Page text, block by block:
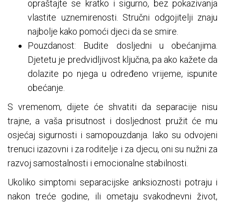
opraštajte se kratko i sigurno, bez pokazivanja
vlastite uznemirenosti. Stručni odgojitelji znaju
najbolje kako pomoći djeci da se smire.
Pouzdanost: Budite dosljedni u obećanjima.
Djetetu je predvidljivost ključna, pa ako kažete da
dolazite po njega u određeno vrijeme, ispunite
obećanje.
S vremenom, dijete će shvatiti da separacije nisu
trajne, a vaša prisutnost i dosljednost pružit će mu
osjećaj sigurnosti i samopouzdanja. Iako su odvojeni
trenuci izazovni i za roditelje i za djecu, oni su nužni za
razvoj samostalnosti i emocionalne stabilnosti.
Ukoliko simptomi separacijske anksioznosti potraju i
nakon treće godine, ili ometaju svakodnevni život,